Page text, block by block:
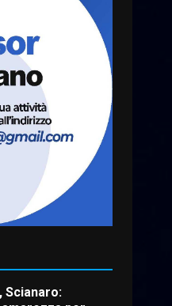
Minareto e la
de “L’Albergo
rapimento”
06:15
Musica di
nuovo
con “Fasano in
Scianaro:
per
06:00